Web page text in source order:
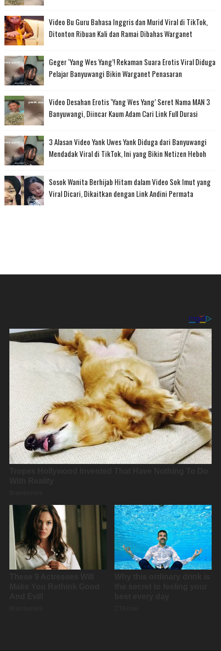
Video Bu Guru Bahasa Inggris dan Murid Viral di TikTok,
Ditonton Ribuan Kali dan Ramai Dibahas Warganet
Geger ‘Yang Wes Yang’! Rekaman Suara Erotis Viral Diduga
Pelajar Banyuwangi Bikin Warganet Penasaran
Video Desahan Erotis ‘Yang Wes Yang’ Seret Nama MAN 3
Banyuwangi, Diincar Kaum Adam Cari Link Full Durasi
3 Alasan Video Yank Uwes Yank Diduga dari Banyuwangi
Mendadak Viral di TikTok, Ini yang Bikin Netizen Heboh
Sosok Wanita Berhijab Hitam dalam Video Sok Imut yang
Viral Dicari, Dikaitkan dengan Link Andini Permata